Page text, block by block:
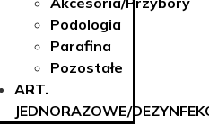
Podologia
Parafina
Pozostałe
ART.
JEDNORAZOWE/